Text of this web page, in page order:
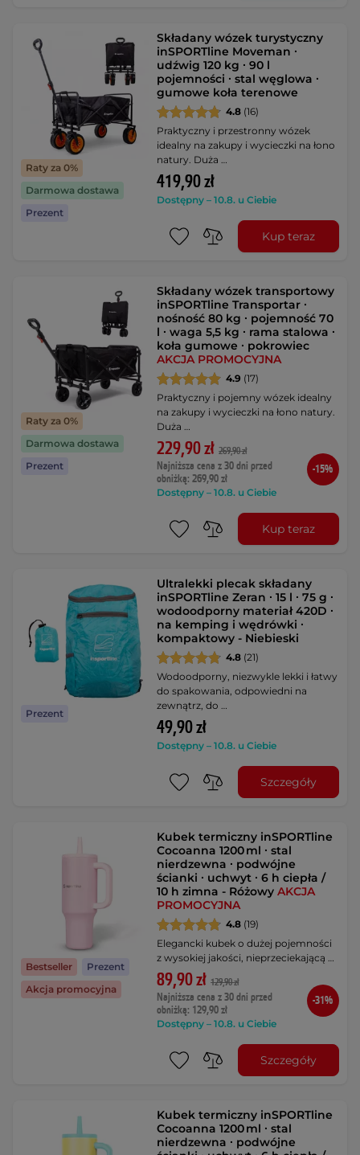
Raty za 0%
Darmowa dostawa
Prezent
Składany wózek turystyczny
inSPORTline Moveman ∙
udźwig 120 kg ∙ 90 l
pojemności ∙ stal węglowa ∙
gumowe koła terenowe
4.8 (16)
Praktyczny i przestronny wózek
idealny na zakupy i wycieczki na łono
natury. Duża …
419,90 zł
Dostępny – 10.8. u Ciebie
Kup teraz
Raty za 0%
Darmowa dostawa
Prezent
Składany wózek transportowy
inSPORTline Transportar ∙
nośność 80 kg ∙ pojemność 70
l ∙ waga 5,5 kg ∙ rama stalowa ∙
koła gumowe ∙ pokrowiec
AKCJA PROMOCYJNA
4.9 (17)
Praktyczny i pojemny wózek idealny
na zakupy i wycieczki na łono natury.
Duża …
229,90 zł 269,90 zł
Najniższa cena z 30 dni przed
obniżką: 269,90 zł
Dostępny – 10.8. u Ciebie
-15%
Kup teraz
Prezent
Ultralekki plecak składany
inSPORTline Zeran ∙ 15 l ∙ 75 g ∙
wodoodporny materiał 420D ∙
na kemping i wędrówki ∙
kompaktowy - Niebieski
4.8 (21)
Wodoodporny, niezwykle lekki i łatwy
do spakowania, odpowiedni na
zewnątrz, do …
49,90 zł
Dostępny – 10.8. u Ciebie
Szczegóły
Bestseller
Prezent
Akcja promocyjna
Kubek termiczny inSPORTline
Cocoanna 1200 ml ∙ stal
nierdzewna ∙ podwójne
ścianki ∙ uchwyt ∙ 6 h ciepła /
10 h zimna - RóżowyAKCJA
PROMOCYJNA
4.8 (19)
Elegancki kubek o dużej pojemności
z wysokiej jakości, nieprzeciekającą …
89,90 zł 129,90 zł
Najniższa cena z 30 dni przed
obniżką: 129,90 zł
Dostępny – 10.8. u Ciebie
-31%
Szczegóły
Kubek termiczny inSPORTline
Cocoanna 1200 ml ∙ stal
nierdzewna ∙ podwójne